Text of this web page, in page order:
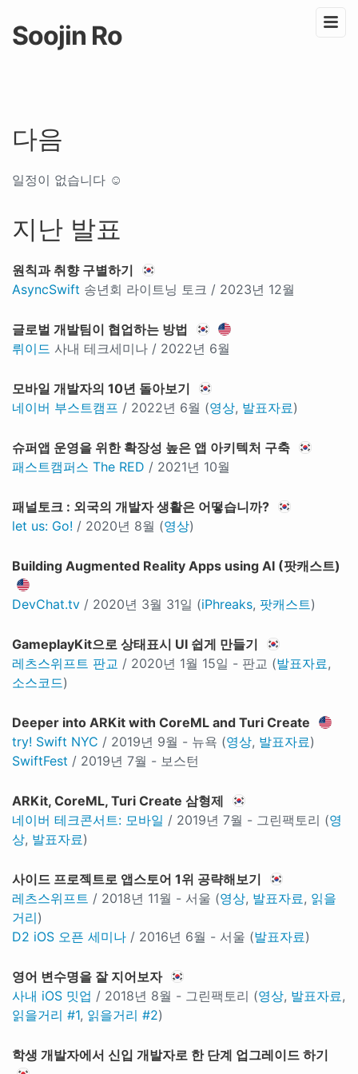
Soojin Ro
다음
일정이 없습니다 ☺️
지난 발표
원칙과 취향 구별하기
AsyncSwift 송년회 라이트닝 토크 / 2023년 12월
글로벌 개발팀이 협업하는 방법
뤼이드 사내 테크세미나 / 2022년 6월
모바일 개발자의 10년 돌아보기
네이버 부스트캠프 / 2022년 6월 (영상, 발표자료)
슈퍼앱 운영을 위한 확장성 높은 앱 아키텍처 구축
패스트캠퍼스 The RED / 2021년 10월
패널토크 : 외국의 개발자 생활은 어떻습니까?
let us: Go! / 2020년 8월 (영상)
Building Augmented Reality Apps using AI (팟캐스트)
DevChat.tv / 2020년 3월 31일 (iPhreaks, 팟캐스트)
GameplayKit으로 상태표시 UI 쉽게 만들기
레츠스위프트 판교 / 2020년 1월 15일 - 판교 (발표자료,
소스코드)
Deeper into ARKit with CoreML and Turi Create
try! Swift NYC / 2019년 9월 - 뉴욕 (영상, 발표자료)
SwiftFest / 2019년 7월 - 보스턴
ARKit, CoreML, Turi Create 삼형제
네이버 테크콘서트: 모바일 / 2019년 7월 - 그린팩토리 (영
상, 발표자료)
사이드 프로젝트로 앱스토어 1위 공략해보기
레츠스위프트 / 2018년 11월 - 서울 (영상, 발표자료, 읽을
거리)
D2 iOS 오픈 세미나 / 2016년 6월 - 서울 (발표자료)
영어 변수명을 잘 지어보자
사내 iOS 밋업 / 2018년 8월 - 그린팩토리 (영상, 발표자료,
읽을거리 #1, 읽을거리 #2)
학생 개발자에서 신입 개발자로 한 단계 업그레이드 하기